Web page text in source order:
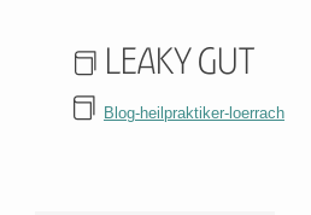
Leaky gut
Blog-heilpraktiker-loerrach